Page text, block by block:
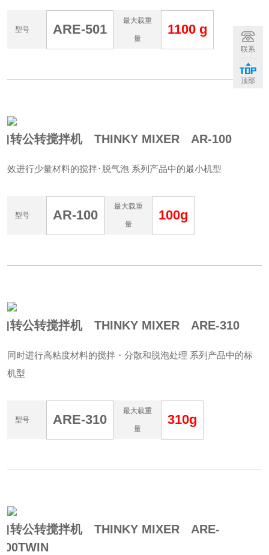
型号 ARE-501
最大载重
量
1100 g
转公转搅拌机 THINKY MIXER AR-100
效进行少量材料的搅拌･脱气泡 系列产品中的最小机型
型号 AR-100
最大载重
量
100g
转公转搅拌机 THINKY MIXER ARE-310
同时进行高粘度材料的搅拌・分散和脱泡处理 系列产品中的标
机型
型号 ARE-310
最大载重
量
310g
转公转搅拌机 THINKY MIXER ARE-
联系
顶部